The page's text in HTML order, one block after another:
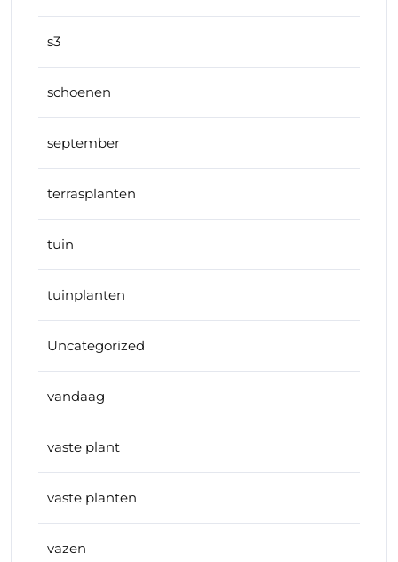
s3
schoenen
september
terrasplanten
tuin
tuinplanten
Uncategorized
vandaag
vaste plant
vaste planten
vazen